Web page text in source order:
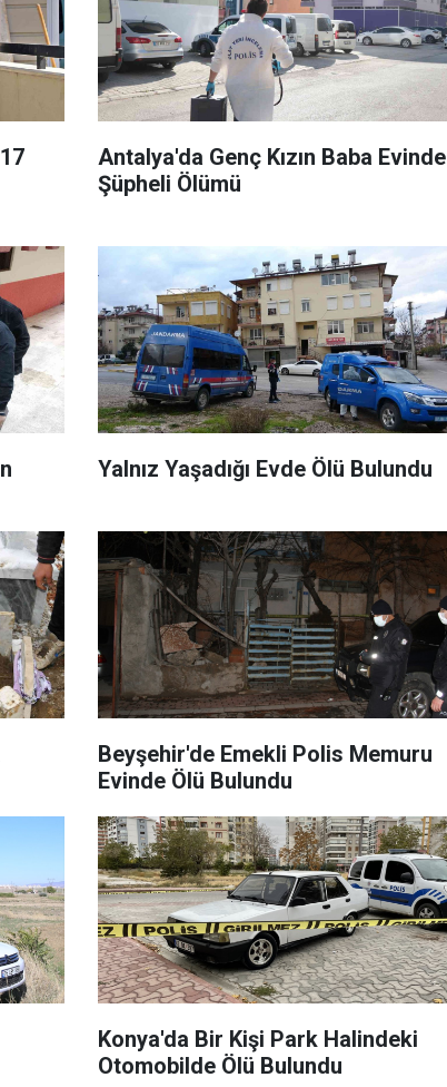
Antalya'da Genç Kızın Baba Evinde
Şüpheli Ölümü
Yalnız Yaşadığı Evde Ölü Bulundu
Beyşehir'de Emekli Polis Memuru
Evinde Ölü Bulundu
Konya'da Bir Kişi Park Halindeki
Otomobilde Ölü Bulundu